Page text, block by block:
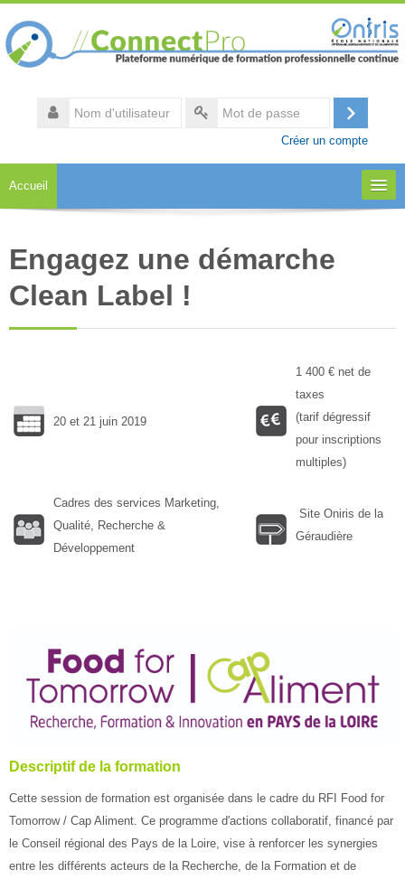
au
contenu
Nom
Créer un compte
Accueil
Notre catalogue
Accès aux formations
Engagez une démarche
Clean Label !
20 et 21 juin 2019
1 400 € net de
taxes
(tarif dégressif
pour inscriptions
multiples)
Cadres des services Marketing,
Qualité, Recherche &
Développement
Site Oniris de la
Géraudière
Descriptif de la formation
Cette session de formation est organisée dans le cadre du RFI Food for
Tomorrow / Cap Aliment. Ce programme d'actions collaboratif, financé par
le Conseil régional des Pays de la Loire, vise à renforcer les synergies
entre les différents acteurs de la Recherche, de la Formation et de